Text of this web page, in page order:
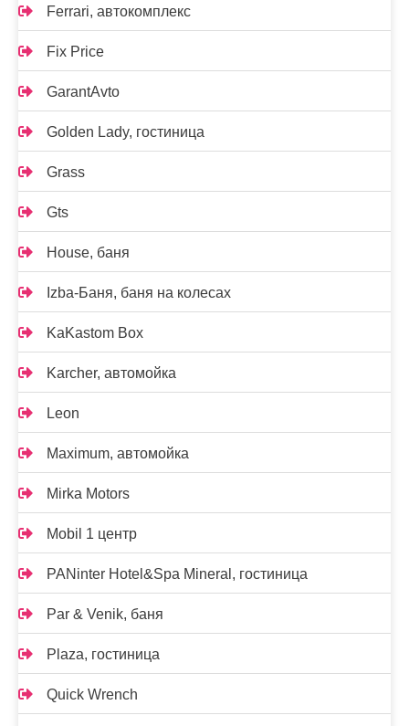
Ferrari, автокомплекс
Fix Price
GarantAvto
Golden Lady, гостиница
Grass
Gts
House, баня
Izba-Баня, баня на колесах
KaKastom Box
Karcher, автомойка
Leon
Maximum, автомойка
Mirka Motors
Mobil 1 центр
PANinter Hotel&Spa Mineral, гостиница
Par & Venik, баня
Plaza, гостиница
Quick Wrench